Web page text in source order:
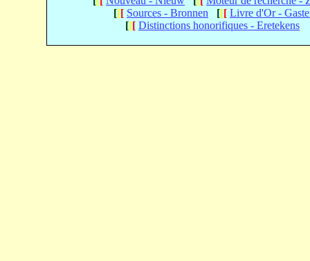
[[[ Sources - Bronnen [[[ Livre d'Or -
[[[ Distinctions honorifiques - Eretekens